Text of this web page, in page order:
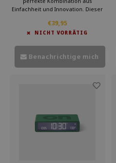
Einfachheit und Innovation. Dieser
intelligenten Ein/Aus-Design eine
einfache Bedienung. Sie schalten
€39,95
NICHT VORRÄTIG
Benachrichtige mich